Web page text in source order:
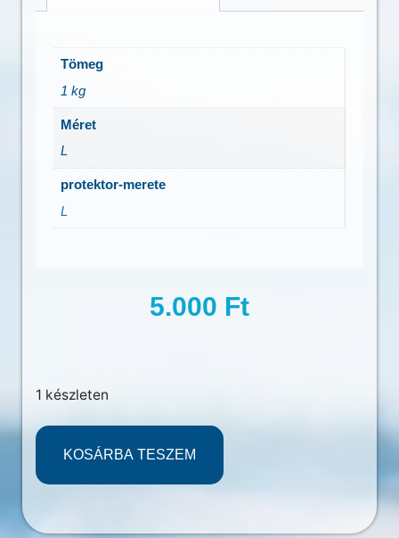
Tömeg
1 kg
Méret
L
protektor-merete
L
5.000 Ft
1 készleten
KOSÁRBA TESZEM